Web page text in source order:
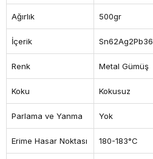
Ağırlık 500gr
İçerik Sn62Ag2Pb36
Renk Metal Gümüş
Koku Kokusuz
Parlama ve Yanma Yok
Erime Hasar Noktası 180-183°C